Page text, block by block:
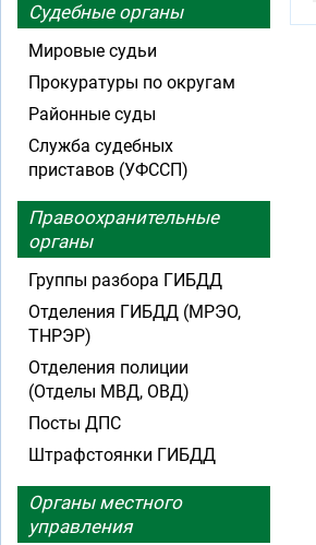
Судебные органы
Мировые судьи
Прокуратуры по округам
Районные суды
Служба судебных
приставов (УФССП)
Правоохранительные
органы
Группы разбора ГИБДД
Отделения ГИБДД (МРЭО,
ТНРЭР)
Отделения полиции
(Отделы МВД, ОВД)
Посты ДПС
Штрафстоянки ГИБДД
Органы местного
управления